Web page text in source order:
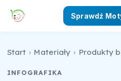
Sprawdź
Start › Materiały › Produkty
INFOGRAFIKA